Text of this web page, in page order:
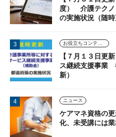
度） 介護テク
の実施状況（随時
お役立ちコンテンツ
【７月１３日更
ス継続支援事業
新）
ニュース
ケアマネ資格の
化、未受講には